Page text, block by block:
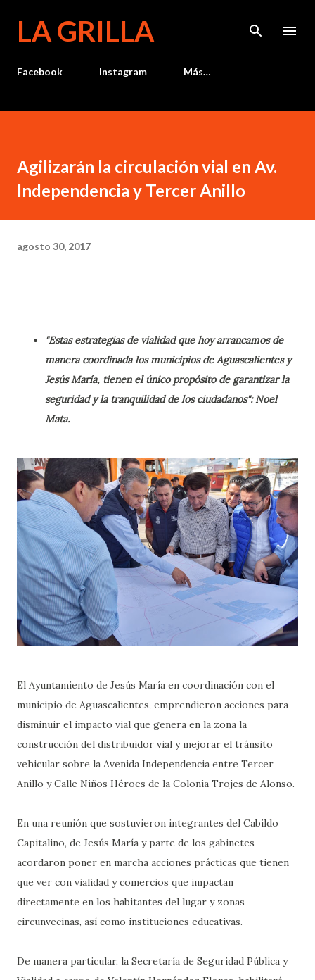
LA GRILLA
Facebook Instagram Más…
Agilizarán la circulación vial en Av.
Independencia y Tercer Anillo
agosto 30, 2017
"Estas estrategias de vialidad que hoy arrancamos de
manera coordinada los municipios de Aguascalientes y
Jesús María, tienen el único propósito de garantizar la
seguridad y la tranquilidad de los ciudadanos": Noel
Mata.
El Ayuntamiento de Jesús María en coordinación con el
municipio de Aguascalientes, emprendieron acciones para
disminuir el impacto vial que genera en la zona la
construcción del distribuidor vial y mejorar el tránsito
vehicular sobre la Avenida Independencia entre Tercer
Anillo y Calle Niños Héroes de la Colonia Trojes de Alonso.
En una reunión que sostuvieron integrantes del Cabildo
Capitalino, de Jesús María y parte de los gabinetes
acordaron poner en marcha acciones prácticas que tienen
que ver con vialidad y comercios que impactan
directamente en los habitantes del lugar y zonas
circunvecinas, así como instituciones educativas.
De manera particular, la Secretaría de Seguridad Pública y